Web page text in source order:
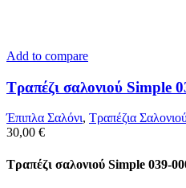
Add to compare
Τραπέζι σαλονιού Simple
Έπιπλα Σαλόνι, Τραπέζια
30,00 €
Τραπέζι σαλονιού Simple 039-